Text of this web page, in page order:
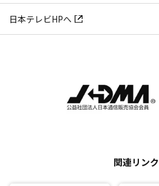
日本テレビHPへ
関連リンク